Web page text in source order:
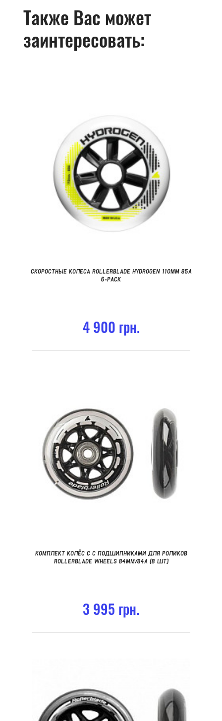
Также Вас может
заинтересовать:
СКОРОСТНЫЕ КОЛЕСА ROLLERBLADE HYDROGEN 110MM 85А
6-PACK
4 900 грн.
КОМПЛЕКТ КОЛЁС C С ПОДШИПНИКАМИ ДЛЯ РОЛИКОВ
ROLLERBLADE WHEELS 84MM/84A (8 ШТ)
3 995 грн.